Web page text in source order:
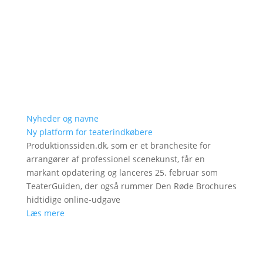
Nyheder og navne
Ny platform for teaterindkøbere
Produktionssiden.dk, som er et branchesite for
arrangører af professionel scenekunst, får en
markant opdatering og lanceres 25. februar som
TeaterGuiden, der også rummer Den Røde Brochures
hidtidige online-udgave
Læs mere